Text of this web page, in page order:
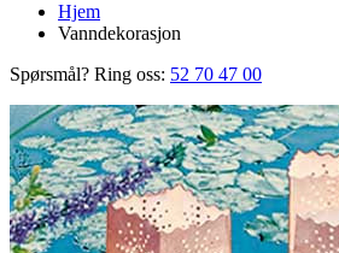
Hjem
Vanndekorasjon
Spørsmål? Ring oss: 52 70 47 00